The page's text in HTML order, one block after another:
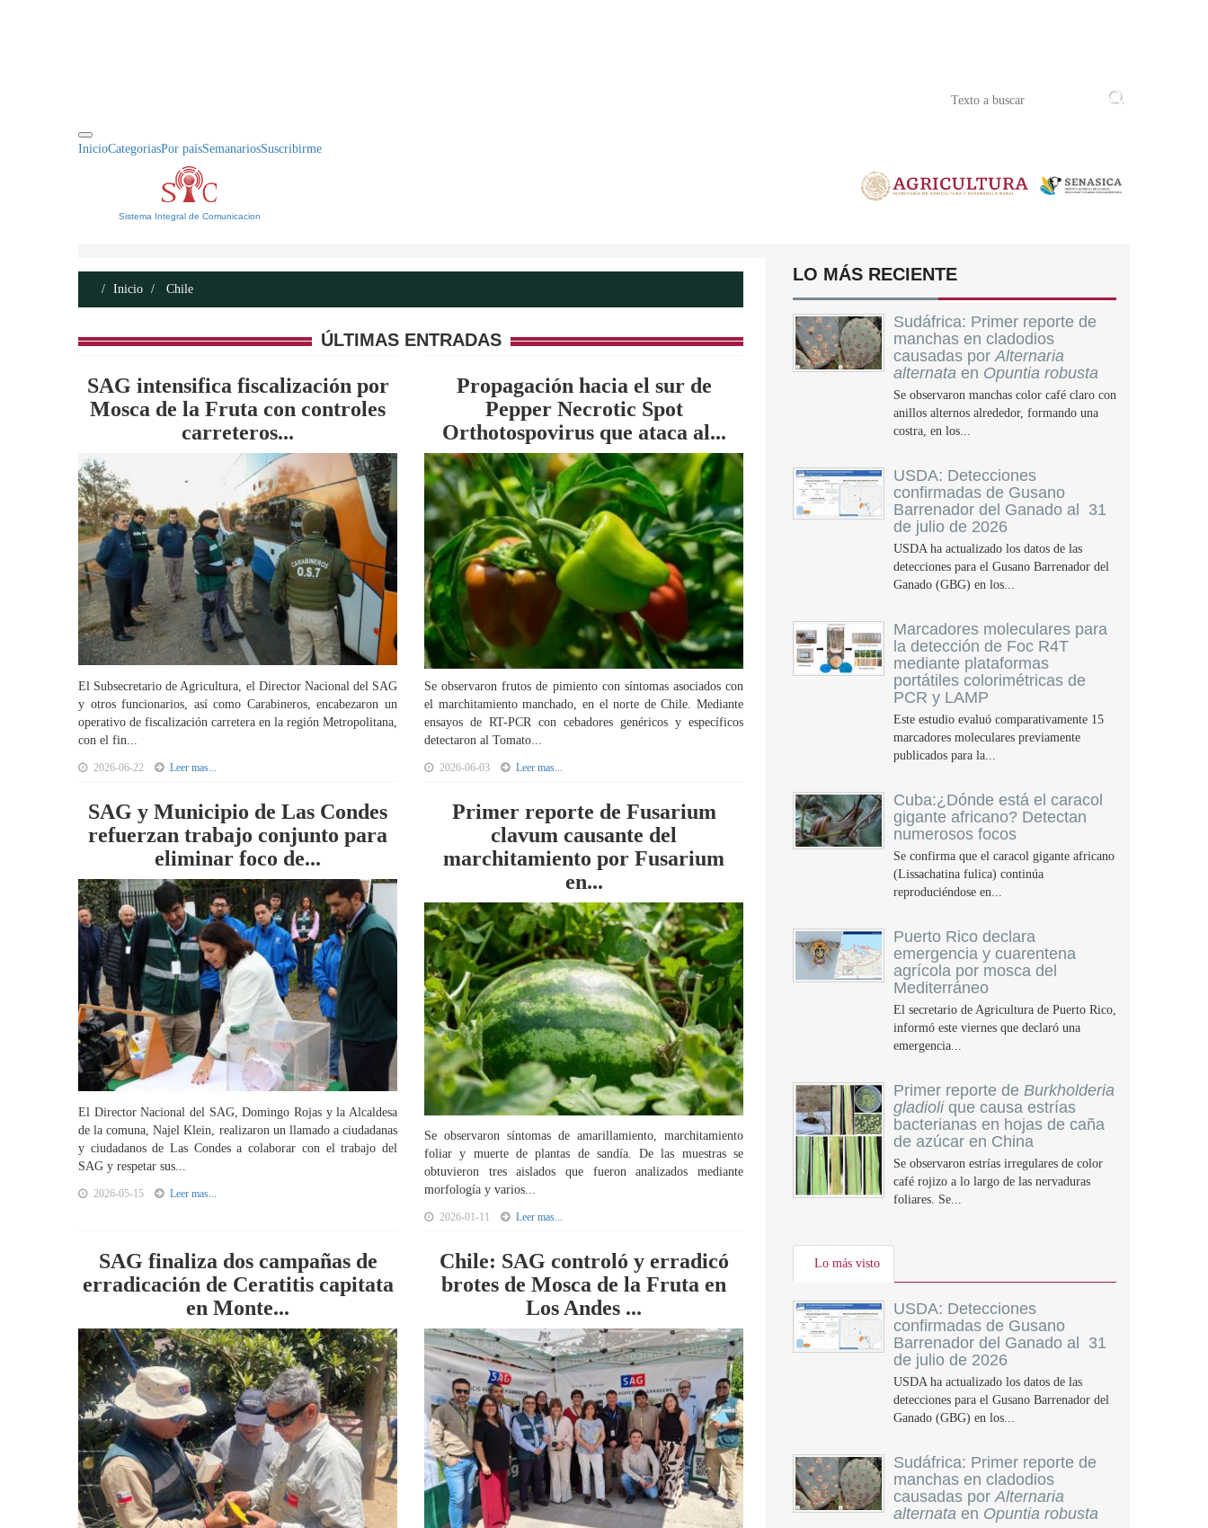
InicioCategoriasPor paísSemanariosSuscribirme
Sistema Integral de Comunicacion
Inicio Chile
ÚLTIMAS ENTRADAS
SAG intensifica fiscalización por
Mosca de la Fruta con controles
carreteros...
El Subsecretario de Agricultura, el Director Nacional del SAG
y otros funcionarios, así como Carabineros, encabezaron un
operativo de fiscalización carretera en la región Metropolitana,
con el fin...
2026-06-22 Leer mas...
Propagación hacia el sur de
Pepper Necrotic Spot
Orthotospovirus que ataca al...
Se observaron frutos de pimiento con síntomas asociados con
el marchitamiento manchado, en el norte de Chile. Mediante
ensayos de RT-PCR con cebadores genéricos y específicos
detectaron al Tomato...
2026-06-03 Leer mas...
SAG y Municipio de Las Condes
refuerzan trabajo conjunto para
eliminar foco de...
El Director Nacional del SAG, Domingo Rojas y la Alcaldesa
de la comuna, Najel Klein, realizaron un llamado a ciudadanas
y ciudadanos de Las Condes a colaborar con el trabajo del
SAG y respetar sus...
2026-05-15 Leer mas...
Primer reporte de Fusarium
clavum causante del
marchitamiento por Fusarium
en...
Se observaron síntomas de amarillamiento, marchitamiento
foliar y muerte de plantas de sandía. De las muestras se
obtuvieron tres aislados que fueron analizados mediante
morfología y varios...
2026-01-11 Leer mas...
SAG finaliza dos campañas de
erradicación de Ceratitis capitata
en Monte...
Chile: SAG controló y erradicó
brotes de Mosca de la Fruta en
Los Andes ...
LO MÁS RECIENTE
Sudáfrica: Primer reporte de
manchas en cladodios
causadas porAlternaria
alternata en Opuntia robusta
Se observaron manchas color café claro con
anillos alternos alrededor, formando una
costra, en los...
USDA: Detecciones
confirmadas de Gusano
Barrenador del Ganado al 31
de julio de 2026
USDA ha actualizado los datos de las
detecciones para el Gusano Barrenador del
Ganado (GBG) en los...
Marcadores moleculares para
la detección de Foc R4T
mediante plataformas
portátiles colorimétricas de
PCR y LAMP
Este estudio evaluó comparativamente 15
marcadores moleculares previamente
publicados para la...
Cuba:¿Dónde está el caracol
gigante africano? Detectan
numerosos focos
Se confirma que el caracol gigante africano
(Lissachatina fulica) continúa
reproduciéndose en...
Puerto Rico declara
emergencia y cuarentena
agrícola por mosca del
Mediterráneo
El secretario de Agricultura de Puerto Rico,
informó este viernes que declaró una
emergencia...
Primer reporte de Burkholderia
gladiolique causa estrías
bacterianas en hojas de caña
de azúcar en China
Se observaron estrías irregulares de color
café rojizo a lo largo de las nervaduras
foliares. Se...
Lo más visto
USDA: Detecciones
confirmadas de Gusano
Barrenador del Ganado al 31
de julio de 2026
USDA ha actualizado los datos de las
detecciones para el Gusano Barrenador del
Ganado (GBG) en los...
Sudáfrica: Primer reporte de
manchas en cladodios
causadas porAlternaria
alternata en Opuntia robusta